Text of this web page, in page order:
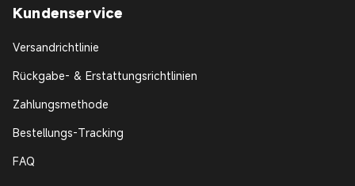
Kundenservice
Versandrichtlinie
Rückgabe- & Erstattungsrichtlinien
Zahlungsmethode
Bestellungs-Tracking
FAQ